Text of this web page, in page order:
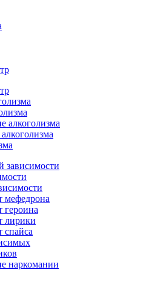
алкоголизма
зависимости
мефедрона
героина
лирики
спайса
наркомании